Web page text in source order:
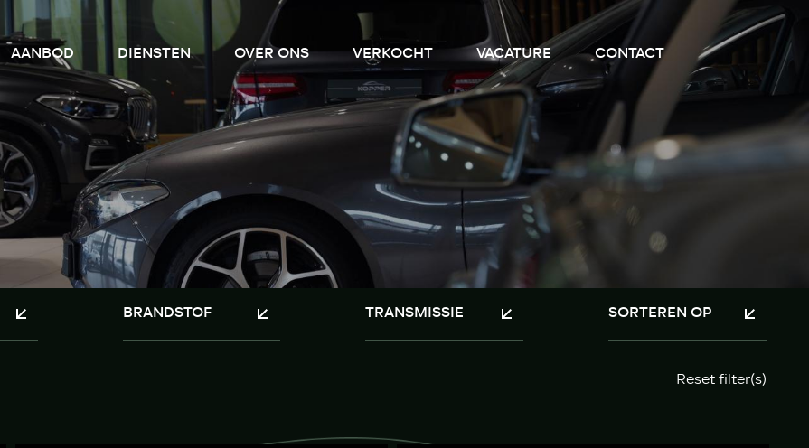
AANBOD DIENSTEN OVER ONS VERKOCHT VACATURE CONTACT
Reset filter(s)